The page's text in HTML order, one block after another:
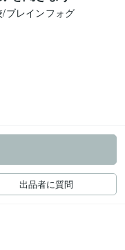
ブレインフォグ
出品者に質問